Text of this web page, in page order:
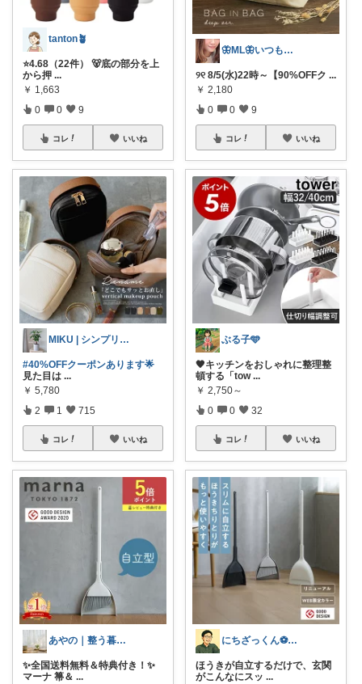
tanton🪴
⭐4.68（22件） 🐻底の部分を上
から押 ...
￥ 1,663
0 0 9
コレ いいね
MIKU | シンプリスト主婦
#40%OFFクーポンあります🌟
見た目は ...
￥ 5,780
2 1 715
コレ いいね
あやの｜整う暮らしROOM
✨全国送料無料＆特典付き！✨
マーナ 箒＆ ...
🦋ML🦋いつもありがとう💓
୨୧ 8/5(水)22時～【90%OFFク ...
￥ 2,180
0 0 9
コレ いいね
ぶる子🩵
🖤キッチンをおしゃれに整理整
頓する「tow ...
￥ 2,750～
0 0 32
コレ いいね
にちざっくん⚽️日用品好き30代🔰
ほうきが自立するだけで、玄関
がこんなにスッ ...